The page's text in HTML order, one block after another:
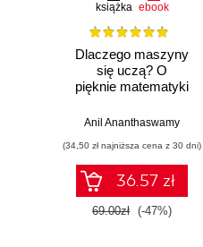
książka ebook
Dlaczego maszyny
się uczą? O
pięknie matematyki
współczesnej
inteligencji
Anil Ananthaswamy
(34,50 zł najniższa cena z 30 dni)
36.57 zł
69.00zł (-47%)